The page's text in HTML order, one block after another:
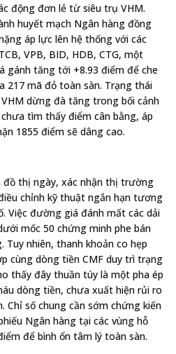
động đơn lẻ từ siêu trụ VHM.
huyết mạch Ngân hàng đồng
áp lực lên hệ thống với các
VPB, BID, HDB, CTG, một
gánh tăng tới +8.93 điểm để che
217 mã đỏ toàn sàn. Trạng thái
dừng đà tăng trong bối cảnh
tìm thấy điểm cân bằng, áp
1855 điểm sẽ dâng cao.
thị ngày, xác nhận thị trường
chỉnh kỹ thuật ngắn hạn tương
Việc đường giá đánh mất các dải
mốc 50 chứng minh phe bán
nhiên, thanh khoản co hẹp
cùng dòng tiền CMF duy trì trạng
thấy đây thuần túy là một pha ép
dòng tiền, chưa xuất hiện rủi ro
Chỉ số chung cần sớm chứng kiến
Ngân hàng tại các vùng hỗ
để bình ổn tâm lý toàn sàn.